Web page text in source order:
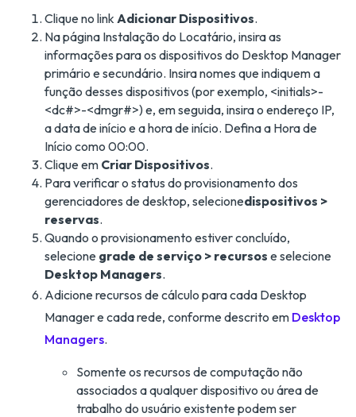
Clique no link Adicionar Dispositivos.
Na página Instalação do Locatário, insira as
informações para os dispositivos do Desktop Manager
primário e secundário. Insira nomes que indiquem a
função desses dispositivos (por exemplo, <initials>-
<dc#>-<dmgr#>) e, em seguida, insira o endereço IP,
a data de início e a hora de início. Defina a Hora de
Início como 00:00.
Clique em Criar Dispositivos.
Para verificar o status do provisionamento dos
gerenciadores de desktop, selecionedispositivos >
reservas.
Quando o provisionamento estiver concluído,
selecione grade de serviço > recursos e selecione
Desktop Managers.
Adicione recursos de cálculo para cada Desktop
Manager e cada rede, conforme descrito em Desktop
Managers.
Somente os recursos de computação não
associados a qualquer dispositivo ou área de
trabalho do usuário existente podem ser